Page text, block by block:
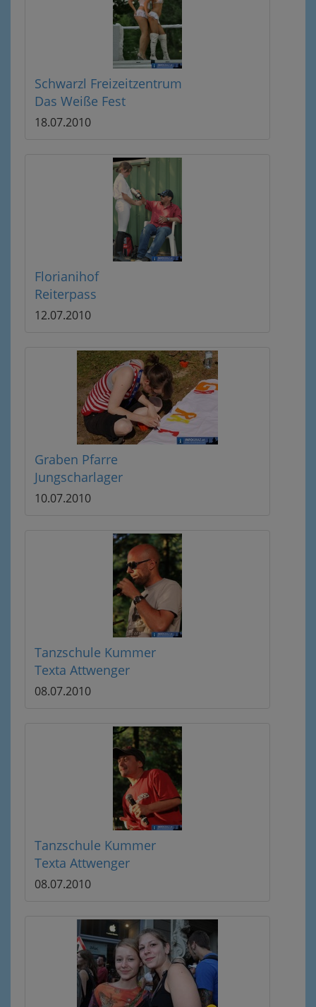
Schwarzl Freizeitzentrum
Das Weiße Fest
18.07.2010
Florianihof
Reiterpass
12.07.2010
Graben Pfarre
Jungscharlager
10.07.2010
Tanzschule Kummer
Texta Attwenger
08.07.2010
Tanzschule Kummer
Texta Attwenger
08.07.2010